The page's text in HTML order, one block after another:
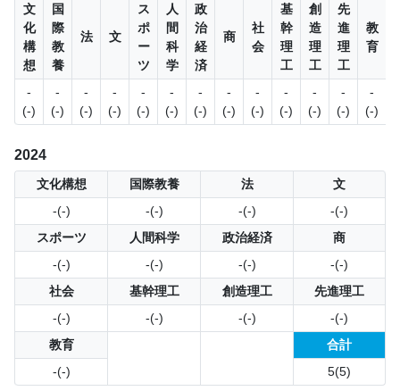
文
化
構
想
国
際
教
養
法 文
ス
ポ
ー
ツ
人
間
科
学
政
治
経
済
商
社
会
基
幹
理
工
創
造
理
工
先
進
理
工
教
育
-
(-)
-
(-)
-
(-)
-
(-)
-
(-)
-
(-)
-
(-)
-
(-)
-
(-)
-
(-)
-
(-)
-
(-)
-
(-)
2024
文化構想 国際教養 法
文
-(-)
-(-) -(-)
-(-)
スポーツ
人間科学 政治経済
商
-(-)
-(-) -(-)
-(-)
社会
基幹理工 創造理工
先進理工
-(-)
-(-) -(-)
-(-)
教育
合計
-(-)
5(5)